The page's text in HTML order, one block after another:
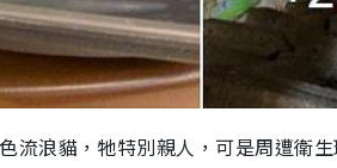
浪貓，牠特別親人，可是周遭衛